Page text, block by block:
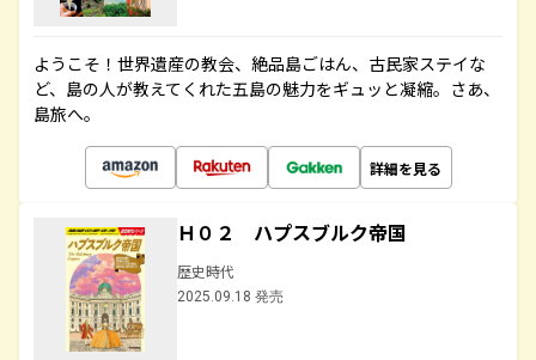
ようこそ！世界遺産の教会、絶品島ごはん、古民家ステイな
ど、島の人が教えてくれた五島の魅力をギュッと凝縮。さあ、
島旅へ。
詳細を見る
Ｈ０２ ハプスブルク帝国
歴史時代
2025.09.18 発売